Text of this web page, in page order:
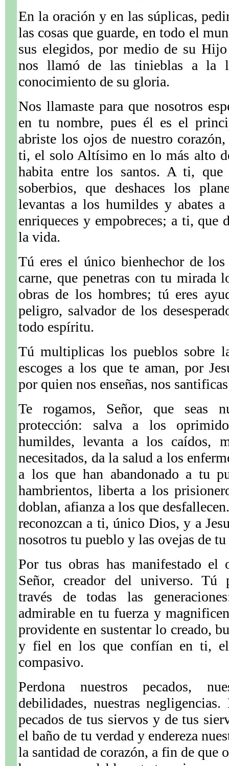
En la oración y en las súplicas,
las cosas que guarde, en todo el
sus elegidos, por medio de su
nos llamó de las tinieblas a la
conocimiento de su gloria.
Nos llamaste para que nosotros
en tu nombre, pues él es el
abriste los ojos de nuestro
ti, el solo Altísimo en lo más alto
habita entre los santos. A ti,
soberbios, que deshaces los
levantas a los humildes y abates
enriqueces y empobreces; a ti, que
la vida.
Tú eres el único bienhechor de
carne, que penetras con tu mirada
obras de los hombres; tú eres
peligro, salvador de los
todo espíritu.
Tú multiplicas los pueblos sobre
escoges a los que te aman, por
por quien nos enseñas, nos
Te rogamos, Señor, que seas
protección: salva a los
humildes, levanta a los caídos,
necesitados, da la salud a los
a los que han abandonado a tu
hambrientos, liberta a los
doblan, afianza a los que
reconozcan a ti, único Dios, y a
nosotros tu pueblo y las ovejas de tu
Por tus obras has manifestado el
Señor, creador del universo. Tú
través de todas las
admirable en tu fuerza y
providente en sustentar lo creado,
y fiel en los que confían en ti,
compasivo.
Perdona nuestros pecados,
debilidades, nuestras
pecados de tus siervos y de tus
el baño de tu verdad y endereza
la santidad de corazón, a fin de que